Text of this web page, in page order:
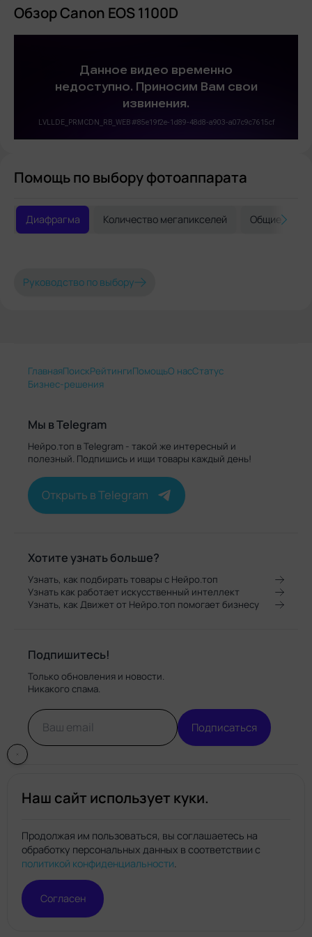
Обзор Canon EOS 1100D
Помощь по выбору фотоаппарата
Диафрагма Количество мегапикселей Общие
Руководство по выбору
ГлавнаяПоискРейтингиПомощьО насСтатус
Бизнес-решения
Мы в Telegram
Нейро.топ в Telegram - такой же интересный и
полезный. Подпишись и ищи товары каждый день!
Открыть в Telegram
Хотите узнать больше?
Узнать, как подбирать товары с Нейро.топ
Узнать как работает искусственный интеллект
Узнать, как Движет от Нейро.топ помогает бизнесу
Подпишитесь!
Только обновления и новости.
Никакого спама.
Подписаться
Нейро.топ
© Нейро.топ 2026. Все права защищены.
Политика конфиденциальности
сайтом
Наш сайт использует куки.
Продолжая им пользоваться, вы соглашаетесь на
обработку персональных данных в соответствии с
политикой конфиденциальности.
Согласен